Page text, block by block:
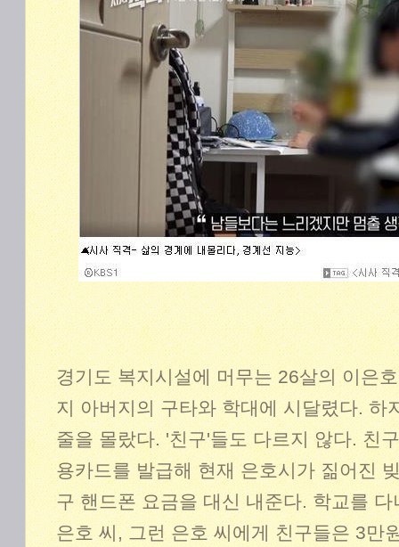
경기도 복지시설에 머무는 26살의 이은
지 아버지의 구타와 학대에 시달렸다. 하
줄을 몰랐다. '친구'들도 다르지 않다. 친
용카드를 발급해 현재 은호시가 짊어진
구 핸드폰 요금을 대신 내준다. 학교를
은호 씨, 그런 은호 씨에게 친구들은 3만